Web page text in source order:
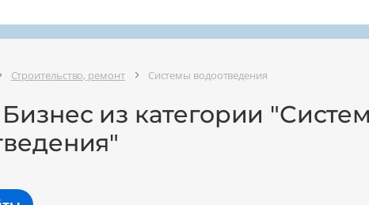
Строительство, ремонт Системы водоотведения
из категории